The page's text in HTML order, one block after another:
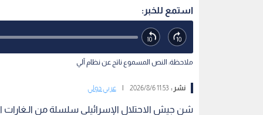
استمع للخبر:
ملاحظة: النص المسموع ناتج عن نظام آلي
نشر :11:53 2026/8/6 عربي دولي
شن جيش الاحتلال الإسرائيلي سلسلة من الـغارات